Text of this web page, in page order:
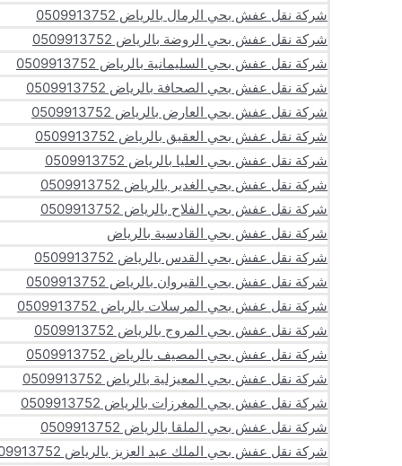
شركة نقل عفش بحي الرمال بالرياض 0509913752
شركة نقل عفش بحي الروضة بالرياض 0509913752
شركة نقل عفش بحي السليمانية بالرياض 0509913752
شركة نقل عفش بحي الصحافة بالرياض 0509913752
شركة نقل عفش بحي العارض بالرياض 0509913752
شركة نقل عفش بحي العقيق بالرياض 0509913752
شركة نقل عفش بحي العليا بالرياض 0509913752
شركة نقل عفش بحي الغدير بالرياض 0509913752
شركة نقل عفش بحي الفلاح بالرياض 0509913752
شركة نقل عفش بحي القادسية بالرياض
شركة نقل عفش بحي القدس بالرياض 0509913752
شركة نقل عفش بحي القيروان بالرياض 0509913752
شركة نقل عفش بحي المرسلات بالرياض 0509913752
شركة نقل عفش بحي المروج بالرياض 0509913752
شركة نقل عفش بحي المصيف بالرياض 0509913752
شركة نقل عفش بحي المعيزلية بالرياض 0509913752
شركة نقل عفش بحي المغرزات بالرياض 0509913752
شركة نقل عفش بحي الملقا بالرياض 0509913752
شركة نقل عفش بحي الملك عبد العزيز بالرياض 0509913752